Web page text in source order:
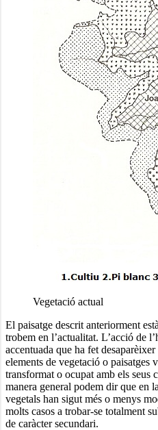
Vegetació actual
El paisatge descrit anteriorment
trobem en l’actualitat. L’acció de
accentuada que ha fet
elements de vegetació o paisatges
transformat o ocupat amb els seus
manera general podem dir que en
vegetals han sigut més o menys
molts casos a trobar-se totalment
de caràcter secundari.